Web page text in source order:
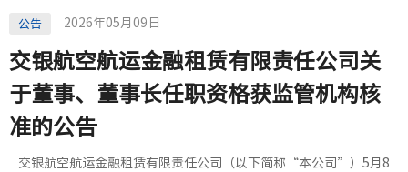
公告 2026年05月09日
交银航空航运金融租赁有限责任公司关
于董事、董事长任职资格获监管机构核
准的公告
交银航空航运金融租赁有限责任公司（以下简称“本公司”）5月8